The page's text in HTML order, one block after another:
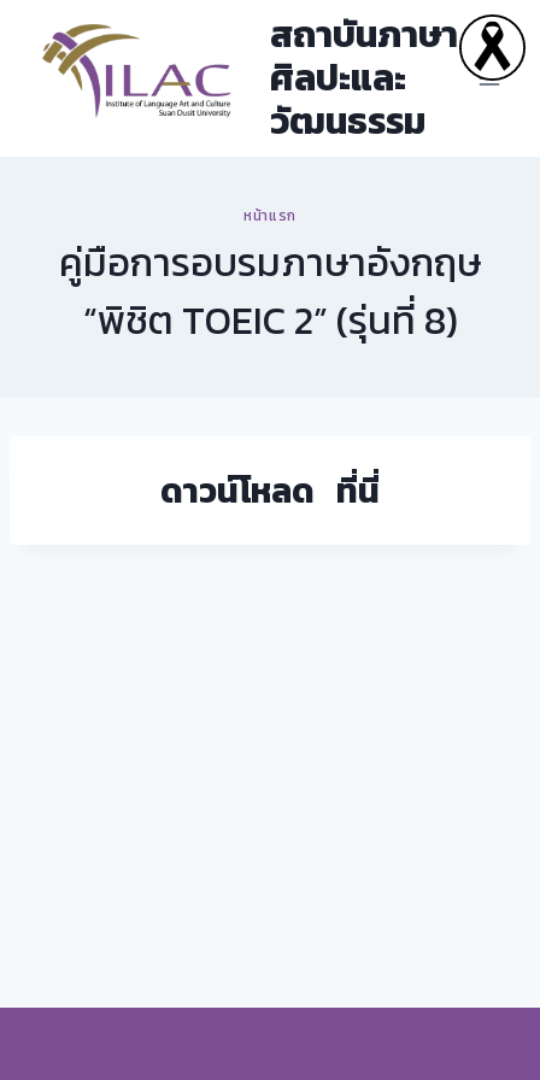
content
สถาบันภาษา
ศิลปะและ
วัฒนธรรม
หน้าแรก
คู่มือการอบรมภาษาอังกฤษ
“พิชิต TOEIC 2” (รุ่นที่ 8)
ดาวน์โหลด ที่นี่